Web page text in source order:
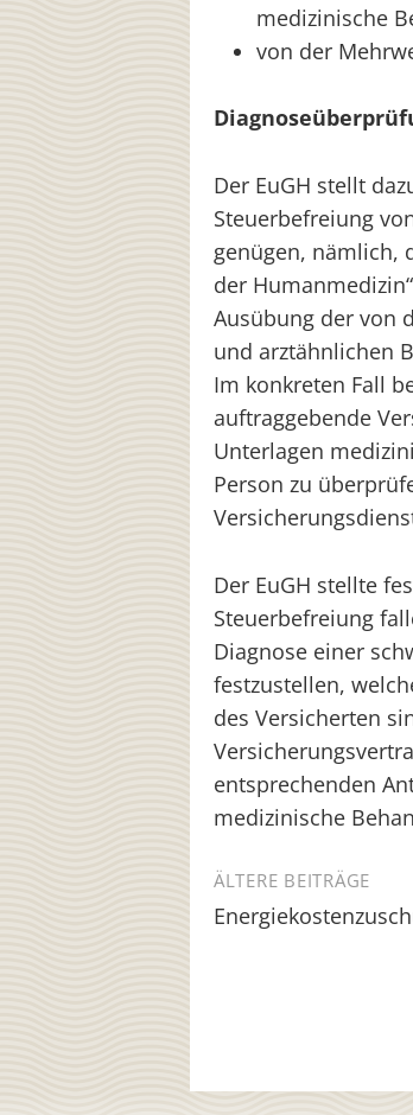
medizinische
von der
Der EuGH stellt
Steuerbefreiung
genügen, nämlich,
der
Ausübung der von
und arztähnlichen
Im konkreten Fall
auftraggebende
Unterlagen
Person zu
Der EuGH stellte
Steuerbefreiung
Diagnose einer
festzustellen,
des Versicherten
entsprechenden
medizinische
ÄLTERE BEITRÄGE